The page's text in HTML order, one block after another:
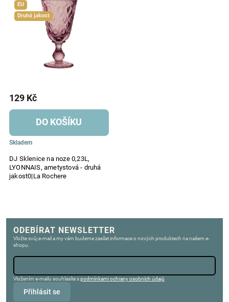
EU
Druhá jakost
DJ Sklenice na noze 0,23L,
LYONNAIS, ametystová - druhá
jakost0|La Rochere
Skladem
129 Kč
DO KOŠÍKU
ODEBÍRAT NEWSLETTER
Vložte svůj e-mail a my vám budeme zasílat informace o nových produktech na našem e-
shopu.
Vložením e-mailu souhlasíte spodmínkami ochrany osobních údajů
Přihlásit se